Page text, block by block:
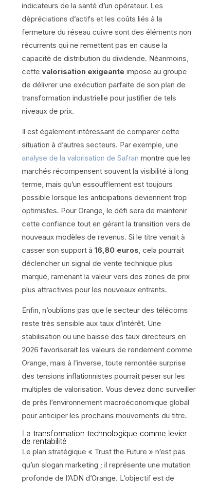
indicateurs de la santé d’un opérateur. Les
dépréciations d’actifs et les coûts liés à la
fermeture du réseau cuivre sont des éléments non
récurrents qui ne remettent pas en cause la
capacité de distribution du dividende. Néanmoins,
cette valorisation exigeante impose au groupe
de délivrer une exécution parfaite de son plan de
transformation industrielle pour justifier de tels
niveaux de prix.
Il est également intéressant de comparer cette
situation à d’autres secteurs. Par exemple, une
analyse de la valorisation de Safran montre que les
marchés récompensent souvent la visibilité à long
terme, mais qu’un essoufflement est toujours
possible lorsque les anticipations deviennent trop
optimistes. Pour Orange, le défi sera de maintenir
cette confiance tout en gérant la transition vers de
nouveaux modèles de revenus. Si le titre venait à
casser son support à 16,80 euros , cela pourrait
déclencher un signal de vente technique plus
marqué, ramenant la valeur vers des zones de prix
plus attractives pour les nouveaux entrants.
Enfin, n’oublions pas que le secteur des télécoms
reste très sensible aux taux d’intérêt. Une
stabilisation ou une baisse des taux directeurs en
2026 favoriserait les valeurs de rendement comme
Orange, mais à l’inverse, toute remontée surprise
des tensions inflationnistes pourrait peser sur les
multiples de valorisation. Vous devez donc surveiller
de près l’environnement macroéconomique global
pour anticiper les prochains mouvements du titre.
La transformation technologique comme levier
de rentabilité
Le plan stratégique « Trust the Future » n’est pas
qu’un slogan marketing ; il représente une mutation
profonde de l’ADN d’Orange. L’objectif est de